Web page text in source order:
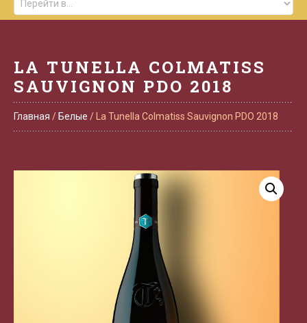
LA TUNELLA COLMATISS
SAUVIGNON PDO 2018
Главная / Белые / La Tunella Colmatiss Sauvignon PDO 2018